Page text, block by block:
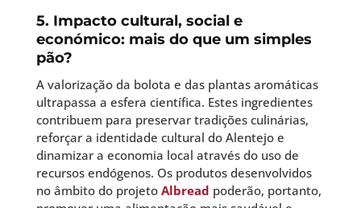
5. Impacto cultural, social e
económico: mais do que um simples
pão?
A valorização da bolota e das plantas aromáticas
ultrapassa a esfera científica. Estes ingredientes
contribuem para preservar tradições culinárias,
reforçar a identidade cultural do Alentejo e
dinamizar a economia local através do uso de
recursos endógenos. Os produtos desenvolvidos
no âmbito do projetoAlbread poderão, portanto,